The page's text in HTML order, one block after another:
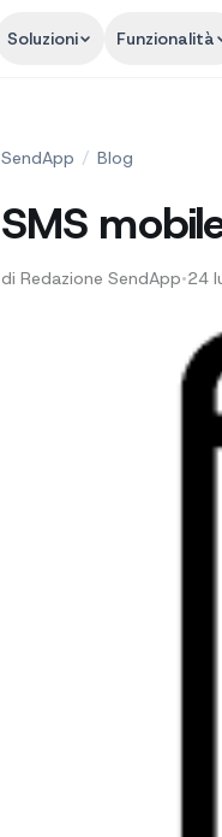
Soluzioni Funzionalità
SendApp / Blog
SMS
di Redazione SendApp•24